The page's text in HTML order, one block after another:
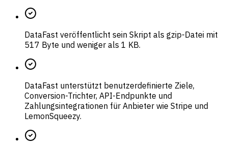
DataFast veröffentlicht sein Skript als gzip-Datei mit
517 Byte und weniger als 1 KB.
DataFast unterstützt benutzerdefinierte Ziele,
Conversion-Trichter, API-Endpunkte und
Zahlungsintegrationen für Anbieter wie Stripe und
LemonSqueezy.